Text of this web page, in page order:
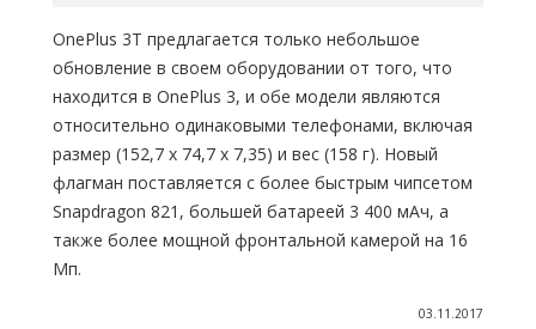
OnePlus 3T предлагается только небольшое
обновление в своем оборудовании от того, что
находится в OnePlus 3, и обе модели являются
относительно одинаковыми телефонами, включая
размер (152,7 х 74,7 х 7,35) и вес (158 г). Новый
флагман поставляется с более быстрым чипсетом
Snapdragon 821, большей батареей 3 400 мАч, а
также более мощной фронтальной камерой на 16
Мп.
03.11.2017